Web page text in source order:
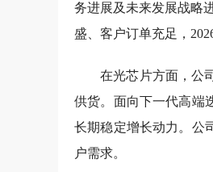
务进展及未来发展战略
盛、客户订单充足，
在光芯片方面，公
供货。面向下一代高端
长期稳定增长动力。公
户需求。